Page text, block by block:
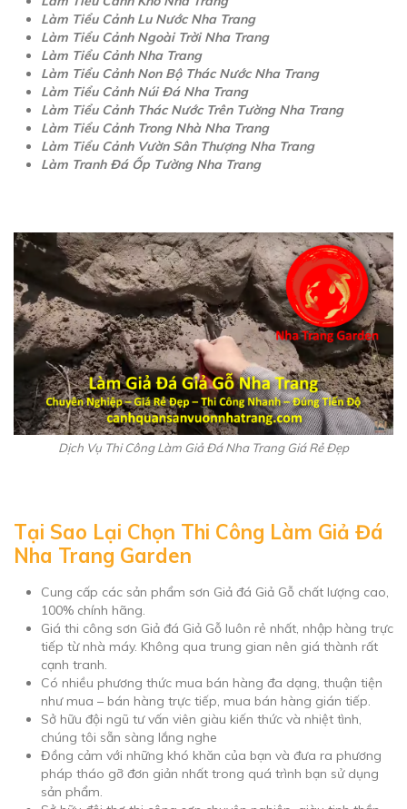
Làm Tiểu Cảnh Lu Nước Nha Trang
Làm Tiểu Cảnh Ngoài Trời Nha Trang
Làm Tiểu Cảnh Nha Trang
Làm Tiểu Cảnh Non Bộ Thác Nước Nha Trang
Làm Tiểu Cảnh Núi Đá Nha Trang
Làm Tiểu Cảnh Thác Nước Trên Tường Nha Trang
Làm Tiểu Cảnh Trong Nhà Nha Trang
Làm Tiểu Cảnh Vườn Sân Thượng Nha Trang
Làm Tranh Đá Ốp Tường Nha Trang
Dịch Vụ Thi Công Làm Giả Đá Nha Trang Giá Rẻ Đẹp
Tại Sao Lại Chọn Thi Công Làm Giả Đá
Nha Trang Garden
Cung cấp các sản phẩm sơn Giả đá Giả Gỗ chất lượng cao,
100% chính hãng.
Giá thi công sơn Giả đá Giả Gỗ luôn rẻ nhất, nhập hàng trực
tiếp từ nhà máy. Không qua trung gian nên giá thành rất
cạnh tranh.
Có nhiều phương thức mua bán hàng đa dạng, thuận tiện
như mua – bán hàng trực tiếp, mua bán hàng gián tiếp.
Sở hữu đội ngũ tư vấn viên giàu kiến thức và nhiệt tình,
chúng tôi sẵn sàng lắng nghe
Đồng cảm với những khó khăn của bạn và đưa ra phương
pháp tháo gỡ đơn giản nhất trong quá trình bạn sử dụng
sản phẩm.